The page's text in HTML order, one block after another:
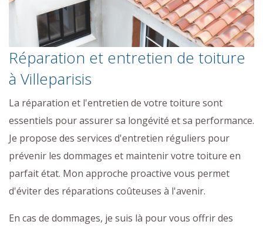
Réparation et entretien de toiture
à Villeparisis
La réparation et l'entretien de votre toiture sont
essentiels pour assurer sa longévité et sa performance.
Je propose des services d'entretien réguliers pour
prévenir les dommages et maintenir votre toiture en
parfait état. Mon approche proactive vous permet
d'éviter des réparations coûteuses à l'avenir.
En cas de dommages, je suis là pour vous offrir des